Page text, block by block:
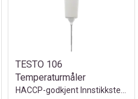
TESTO 106
Temperaturmåler